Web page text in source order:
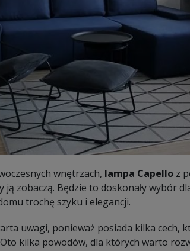
wnętrzach, lampa Capello z
zobaczą. Będzie to doskonały wybór
trochę szyku i elegancji.
uwagi, ponieważ posiada kilka cech,
kilka powodów, dla których warto